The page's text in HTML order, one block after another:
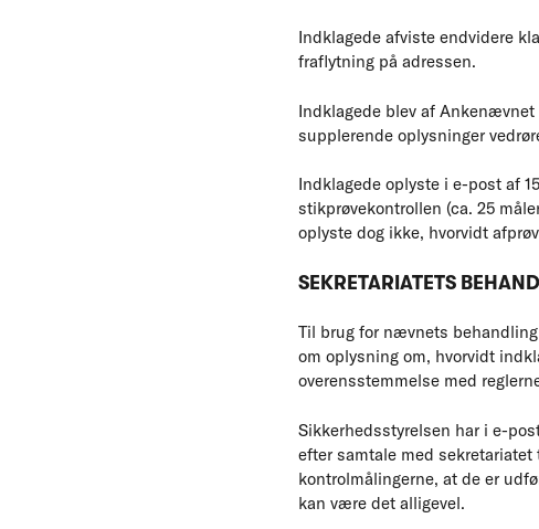
Indklagede afviste endvidere
fraflytning på adressen.
Indklagede blev af
supplerende oplysninger
Indklagede oplyste i e-post af
stikprøvekontrollen (ca. 25
oplyste dog ikke, hvorvidt
SEKRETARIATETS
Til brug for nævnets
om oplysning om, hvorvidt
overensstemmelse med
Sikkerhedsstyrelsen har i e-
efter samtale med
kontrolmålingerne, at de er
kan være det alligevel.